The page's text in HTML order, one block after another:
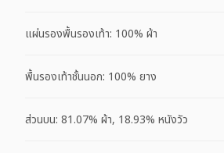
แผ่นรองพื้นรองเท้า: 100% ผ้า
พื้นรองเท้าชั้นนอก: 100% ยาง
ส่วนบน: 81.07% ผ้า, 18.93% หนังวัว